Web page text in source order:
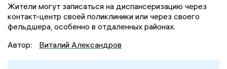
Жители могут записаться на диспансеризацию через
контакт-центр своей поликлиники или через своего
фельдшера, особенно в отдаленных районах.
Автор:
Виталий Александров